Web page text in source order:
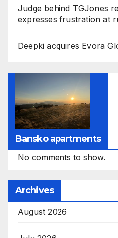
Judge behind TGJones
expresses frustration at
Deepki acquires Evora
Bansko apartments
No comments to show.
Archives
August 2026